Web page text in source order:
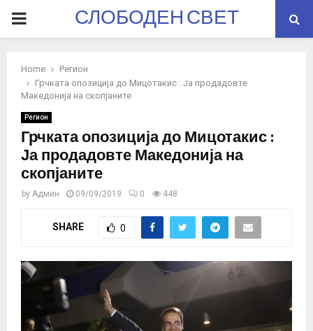
PRIMARYСЛОБОДЕН СВЕТ
Home
Регион
Грчката опозиција до Мицотакис : Ја продадовте
Македонија на скопјаните
Регион
Грчката опозиција до Мицотакис :
Ја продадовте Македонија на
скопјаните
by Админ 09/09/2019 0 448
SHARE 0